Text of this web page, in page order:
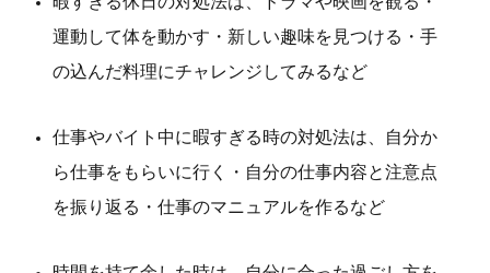
運動して体を動かす・新しい趣味を見つける・手
の込んだ料理にチャレンジしてみるなど
仕事やバイト中に暇すぎる時の対処法は、自分か
ら仕事をもらいに行く・自分の仕事内容と注意点
を振り返る・仕事のマニュアルを作るなど